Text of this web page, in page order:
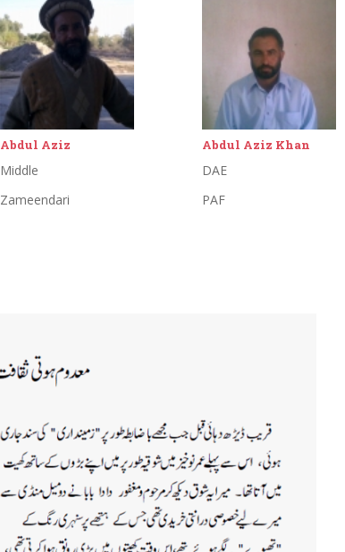
Abdul Aziz
Middle
Zameendari
Abdul Aziz Khan
DAE
PAF